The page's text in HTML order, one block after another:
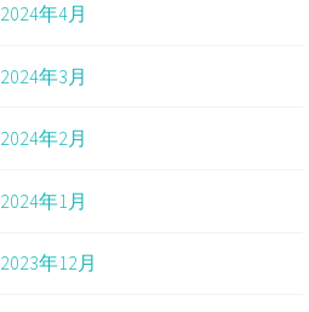
2024年4月
2024年3月
2024年2月
2024年1月
2023年12月